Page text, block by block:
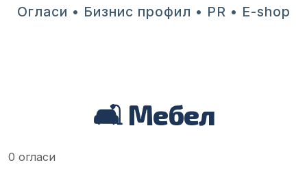
Огласи • Бизнис профил • PR • E-shop
🛋️ Мебел
0 огласи